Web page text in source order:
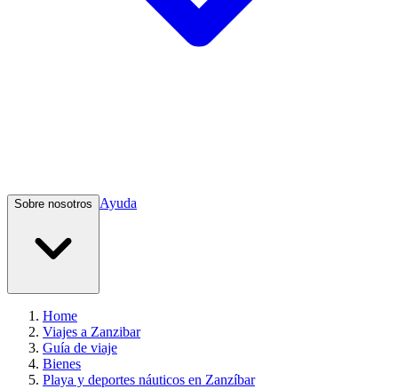
Sobre nosotros Ayuda
Home
Viajes a Zanzibar
Guía de viaje
Bienes
Playa y deportes náuticos en Zanzíbar